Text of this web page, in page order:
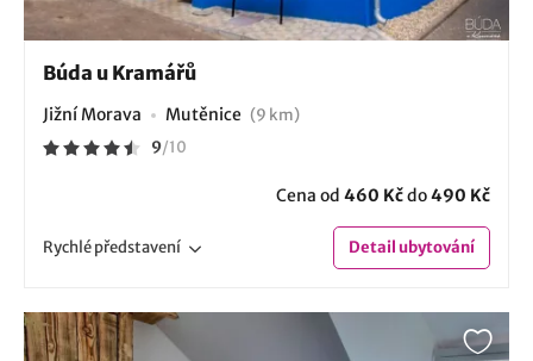
Búda u Kramářů
Jižní Morava Mutěnice (9 km)
9/10
Cena od 460 Kčdo490 Kč
Rychlépředstavení Detailubytování